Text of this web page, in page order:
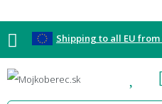
Shipping to all EU from
Blog